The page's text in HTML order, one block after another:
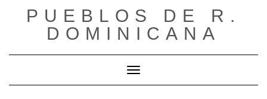
PUEBLOS DE R.
DOMINICANA
Cambiar modo de navegación